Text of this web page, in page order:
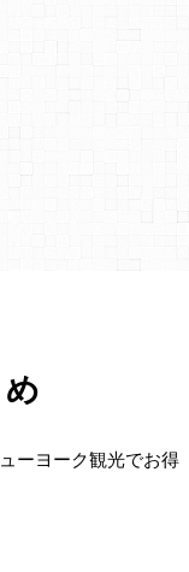
ーヨーク観光でお得